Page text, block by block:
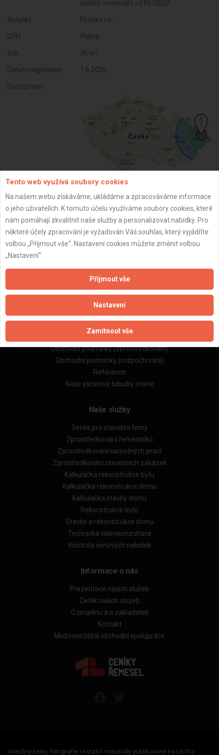
dalších materiálů od 06/2023
Subjekt: Firma s.r.o.
DPH: Plátce
Věk: 36 let
Datum registrace: 1.6.2026
Dostupnost:
ZPĚT
Aktualizováno z portálu ARES dne 01.06.2026 04:12:33
Důležité informace
Obchodní podmínky (zprostředkování)
Obchodní podmínky (rozpočtování)
Reference
Naše excelové tabulky online
Naše služby
Servis pro stavební firmy
Zprostředkování řemeslníků
Zprostředkování samotných prací
Zprostředkování stavebních zakázek
Kalkulačka rekonstrukce bytu
Kalkulačka rekonstrukce domu
Kalkulačka stavby domu
Rekonstrukce bytů
Stavby a rekonstrukce domů
Technická videokonzultace
Kontrola cenových nabídek
Informace o nás
Prezentace našich služeb
Ceník našich služeb
O projektu a o zakladateli
Kontakt
Možnosti bližší obchodní spolupráce
Všechny texty, fotografie i ostatní materiály publikované na těchto
Tento web využívá soubory cookies
Na našem webu získáváme, ukládáme a zpracováváme informace
o jeho uživatelích. K tomuto účelu využíváme soubory cookies, které
nám pomáhají zkvalitnit naše služby a personalizovat nabídky. Pro
některé účely zpracování je vyžadován Váš souhlas, který vyjádříte
volbou „Přijmout vše“. Nastavení cookies můžete změnit volbou
„Nastavení“.
Přijmout vše
Nastavení
Zamítnout vše